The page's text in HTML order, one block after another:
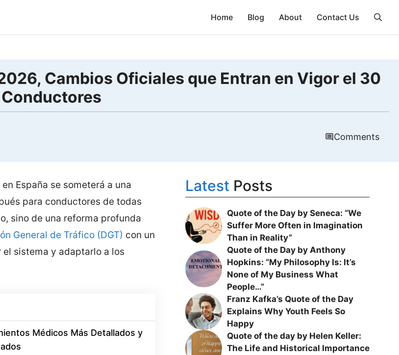
Home Blog About Contact Us
Cambios Oficiales que Entran en Vigor el 30
Comments
España se someterá a una
para conductores de todas
sino de una reforma profunda
General de Tráfico (DGT) con un
sistema y adaptarlo a los
Médicos Más Detallados y
Latest Posts
Quote of the Day by Seneca: “We
Suffer More Often in Imagination
Than in Reality”
Quote of the Day by Anthony
Hopkins: “My Philosophy Is: It’s
None of My Business What
People…”
Franz Kafka’s Quote of the Day
Explains Why Youth Feels So
Happy
Quote of the day by Helen Keller:
The Life and Historical Importance